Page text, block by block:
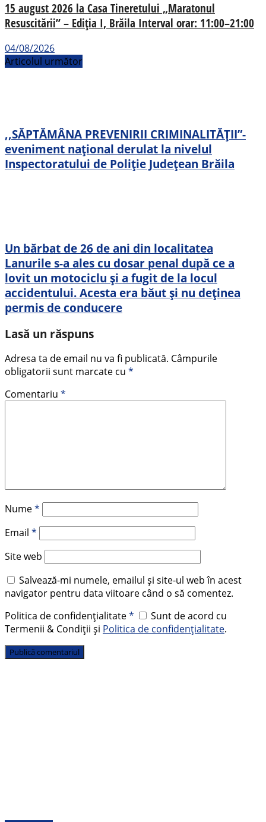
15 august 2026 la Casa Tineretului „Maratonul
Resuscitării” – Ediția I, Brăila Interval orar: 11:00–21:00
04/08/2026
Articolul următor
,,SĂPTĂMÂNA PREVENIRII CRIMINALITĂŢII”-
eveniment național derulat la nivelul
Inspectoratului de Poliție Județean Brăila
Un bărbat de 26 de ani din localitatea
Lanurile s-a ales cu dosar penal după ce a
lovit un motociclu și a fugit de la locul
accidentului. Acesta era băut și nu deținea
permis de conducere
Lasă un răspuns
Adresa ta de email nu va fi publicată. Câmpurile
obligatorii sunt marcate cu *
Comentariu *
Nume*
Email *
Site web
Salvează-mi numele, emailul și site-ul web în acest
navigator pentru data viitoare când o să comentez.
Politica de confidențialitate*
Sunt de acord cu
Termenii & Condiții și Politica de confidențialitate.